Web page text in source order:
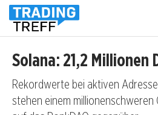
Solana: 21,2 Millionen
Rekordwerte bei aktiven
stehen einem